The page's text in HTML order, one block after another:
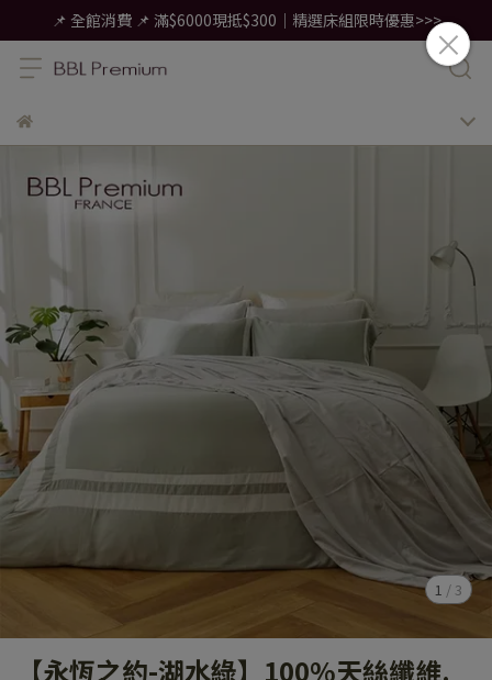
📌 全館消費 📌 滿$6000現抵$300｜精選床組限時優惠>>>
1 / 3
【永恆之約-湖水綠】100%天絲纖維.